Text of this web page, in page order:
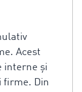
Acest
interne și
firme. Din